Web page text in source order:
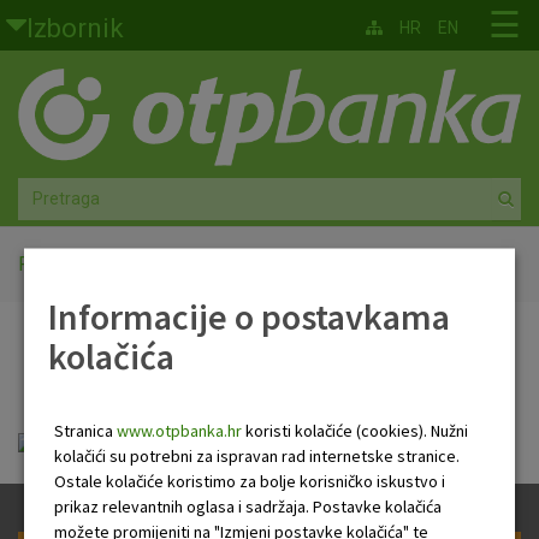
Skoči na glavni sadržaj
Izbornik
Građani
Privatno bankarstvo
Agro
Mala poduzeća i obrtnici
Srednja i velika poduzeća
Faktoring
O nama
☰
HR EN
Početna
PB Newsletter
HR Newsletter 20 05 2021.pdf
Informacije o postavkama
kolačića
Stranica www.otpbanka.hrkoristi kolačiće (cookies). Nužni
kolačići su potrebni za ispravan rad internetske stranice.
Ostale kolačiće koristimo za bolje korisničko iskustvo i
prikaz relevantnih oglasa i sadržaja. Postavke kolačića
možete promijeniti na "Izmjeni postavke kolačića" te